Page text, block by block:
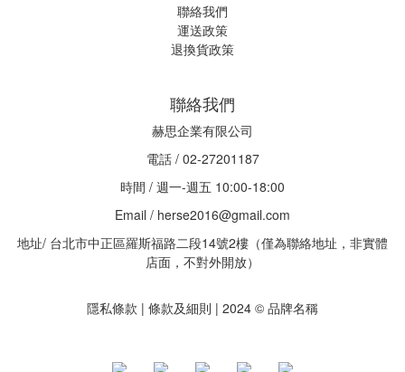
聯絡我們
運送政策
退換貨政策
聯絡我們
赫思企業有限公司
電話 / 02-27201187
時間 / 週一-週五 10:00-18:00
Email / herse2016@gmail.com
地址/ 台北市中正區羅斯福路二段14號2樓（僅為聯絡地址，非實體
店面，不對外開放）
隱私條款 | 條款及細則 | 2024 © 品牌名稱